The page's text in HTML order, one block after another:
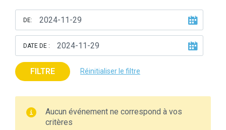
DE:
DATE DE :
FILTRE Réinitialiser le filtre
Aucun événement ne correspond à vos
critères